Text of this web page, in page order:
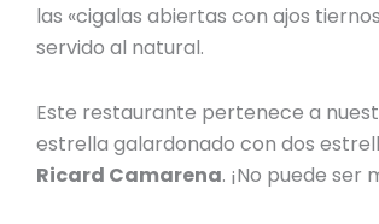
las «cigalas abiertas con ajos
servido al natural.
Este restaurante pertenece a
estrella galardonado con dos
Ricard Camarena. ¡No puede ser